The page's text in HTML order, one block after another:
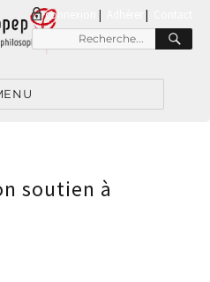
connexion |
Recherche
pour
soutien à